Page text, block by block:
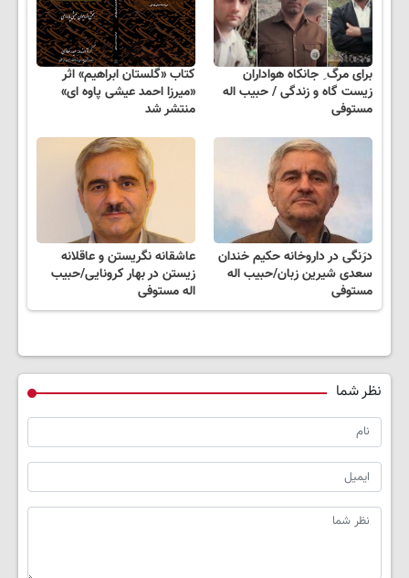
برای مرگ ِ جانکاه هواداران
زیست گاه و زندگی / حبیب اله
مستوفی
کتاب «گلستان ابراهیم» اثر
«میرزا احمد عیشی پاوه ای»
منتشر شد
درَنگی در داروخانه حکیم خندان
سعدی شیرین زبان/حبیب اله
مستوفی
عاشقانه نگریستن و عاقلانه
زیستن در بهار کرونایی/حبیب
اله مستوفی
نظر شما